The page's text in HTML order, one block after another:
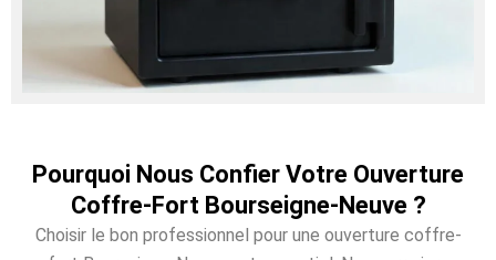
Pourquoi Nous Confier Votre Ouverture
Coffre-Fort Bourseigne-Neuve ?
Choisir le bon professionnel pour une ouverture coffre-